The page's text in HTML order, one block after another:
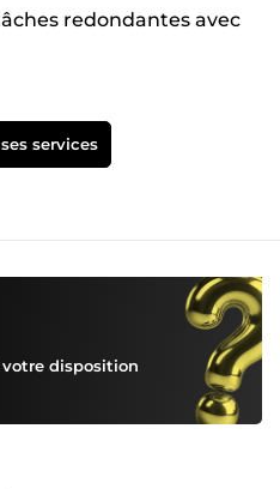
redondantes avec
services
disposition